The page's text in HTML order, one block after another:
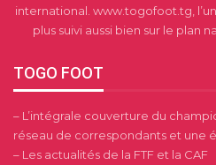
international. www.togofoot.tg,
plus suivi aussi bien sur le plan
TOGO FOOT
– L’intégrale couverture du
réseau de correspondants et une
– Les actualités de la FTF et la CAF